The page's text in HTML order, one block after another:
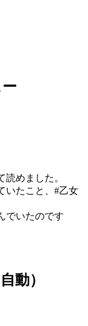
めました。
いたこと、#乙女
でいたのです
動）